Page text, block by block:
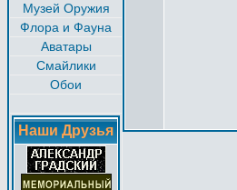
Музей Оружия
Флора и Фауна
Аватары
Смайлики
Обои
Наши Друзья